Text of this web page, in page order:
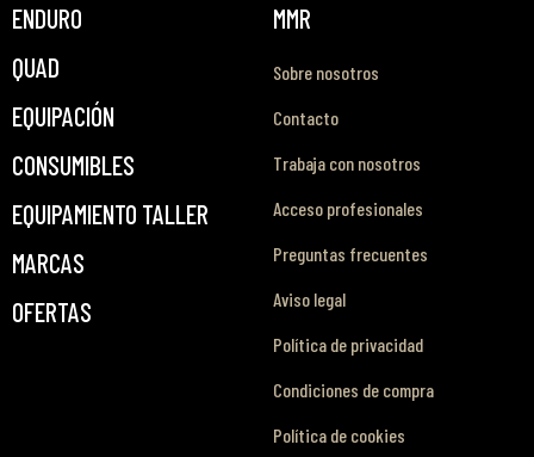
ENDURO
QUAD
EQUIPACIÓN
CONSUMIBLES
EQUIPAMIENTO TALLER
MARCAS
OFERTAS
MMR
Sobre nosotros
Contacto
Trabaja con nosotros
Acceso profesionales
Preguntas frecuentes
Aviso legal
Política de privacidad
Condiciones de compra
Política de cookies